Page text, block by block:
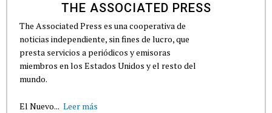
THE ASSOCIATED PRESS
The Associated Press es una cooperativa de
noticias independiente, sin fines de lucro, que
presta servicios a periódicos y emisoras
miembros en los Estados Unidos y el resto del
mundo.
El Nuevo... Leer más